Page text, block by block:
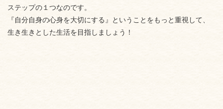
ステップの１つなのです。
『自分自身の心身を大切にする』ということをもっと重視して、
生き生きとした生活を目指しましょう！